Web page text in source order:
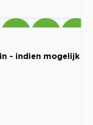
- indien mogelijk